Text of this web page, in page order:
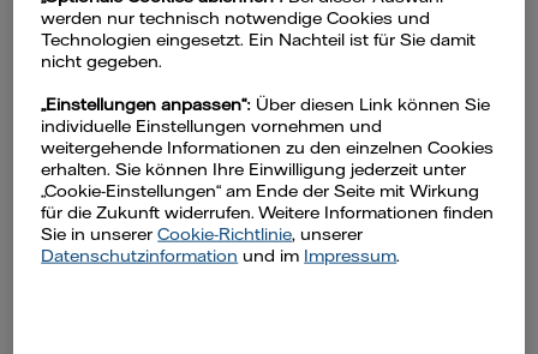
werden nur technisch notwendige Cookies und
Technologien eingesetzt. Ein Nachteil ist für Sie damit
nicht gegeben.
„Einstellungen anpassen“: Über diesen Link können Sie
individuelle Einstellungen vornehmen und
weitergehende Informationen zu den einzelnen Cookies
erhalten. Sie können Ihre Einwilligung jederzeit unter
„Cookie-Einstellungen“ am Ende der Seite mit Wirkung
für die Zukunft widerrufen. Weitere Informationen finden
Sie in unsererCookie-Richtlinie, unserer
Datenschutzinformation und im Impressum.